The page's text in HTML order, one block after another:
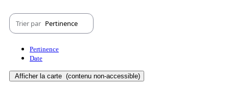
Trier par Pertinence
Pertinence
Date
Afficher la carte (contenu non-accessible)